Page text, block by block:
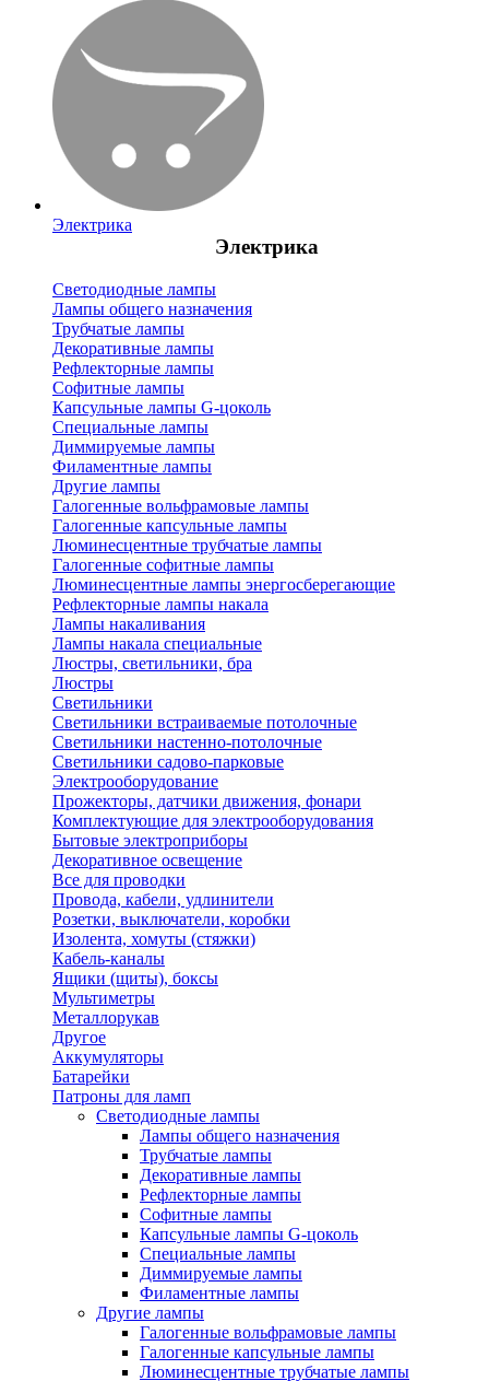
Электрика
Электрика
Светодиодные лампы
Лампы общего назначения
Трубчатые лампы
Декоративные лампы
Рефлекторные лампы
Софитные лампы
Капсульные лампы G-цоколь
Специальные лампы
Диммируемые лампы
Филаментные лампы
Другие лампы
Галогенные вольфрамовые лампы
Галогенные капсульные лампы
Люминесцентные трубчатые лампы
Галогенные софитные лампы
Люминесцентные лампы энергосберегающие
Рефлекторные лампы накала
Лампы накаливания
Лампы накала специальные
Люстры, светильники, бра
Люстры
Светильники
Светильники встраиваемые потолочные
Светильники настенно-потолочные
Светильники садово-парковые
Электрооборудование
Прожекторы, датчики движения, фонари
Комплектующие для электрооборудования
Бытовые электроприборы
Декоративное освещение
Все для проводки
Провода, кабели, удлинители
Розетки, выключатели, коробки
Изолента, хомуты (стяжки)
Кабель-каналы
Ящики (щиты), боксы
Мультиметры
Металлорукав
Другое
Аккумуляторы
Батарейки
Патроны для ламп
Светодиодные лампы
Лампы общего назначения
Трубчатые лампы
Декоративные лампы
Рефлекторные лампы
Софитные лампы
Капсульные лампы G-цоколь
Специальные лампы
Диммируемые лампы
Филаментные лампы
Другие лампы
Галогенные вольфрамовые лампы
Галогенные капсульные лампы
Люминесцентные трубчатые лампы